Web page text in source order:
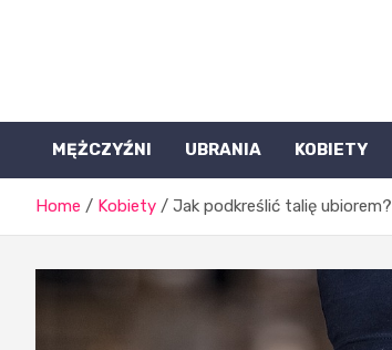
Halamtpolska.pl
MĘŻCZYŹNI UBRANIA KOBIETY
Home Kobiety Jak podkreślić talię ubiorem?